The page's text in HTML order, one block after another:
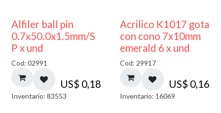
Alfiler ball pin
0.7x50.0x1.5mm/S
P x und
Cod: 02991
US$ 0,18
Inventario: 83553
Acrilico K1017 gota
con cono 7x10mm
emerald 6 x und
Cod: 29917
US$ 0,16
Inventario: 16069